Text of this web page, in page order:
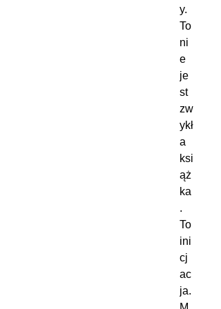
y.
To
ni
e
je
st
zw
ykł
a
ksi
ąż
ka
.
To
ini
cj
ac
ja.